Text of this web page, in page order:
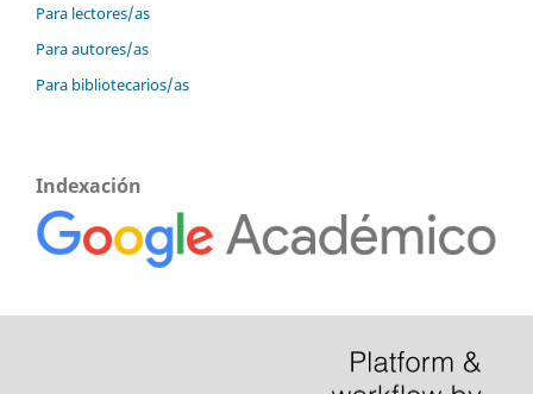
Para lectores/as
Para autores/as
Para bibliotecarios/as
Indexación